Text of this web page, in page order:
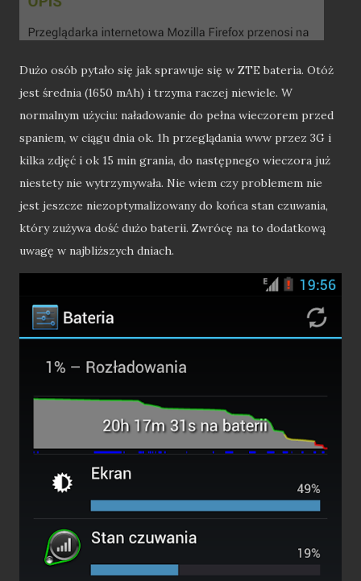
Dużo osób pytało się jak sprawuje się w ZTE bateria. Otóż
jest średnia (1650 mAh) i trzyma raczej niewiele. W
normalnym użyciu: naładowanie do pełna wieczorem przed
spaniem, w ciągu dnia ok. 1h przeglądania www przez 3G i
kilka zdjęć i ok 15 min grania, do następnego wieczora już
niestety nie wytrzymywała. Nie wiem czy problemem nie
jest jeszcze niezoptymalizowany do końca stan czuwania,
który zużywa dość dużo baterii. Zwrócę na to dodatkową
uwagę w najbliższych dniach.